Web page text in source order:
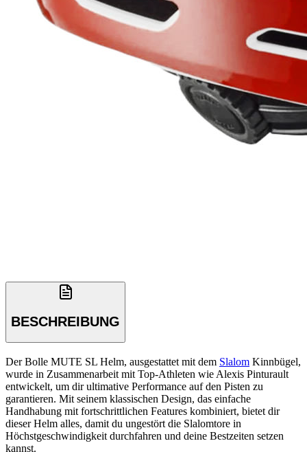
BESCHREIBUNG
Der Bolle MUTE SL Helm, ausgestattet mit dem Slalom Kinnbügel,
wurde in Zusammenarbeit mit Top-Athleten wie Alexis Pinturault
entwickelt, um dir ultimative Performance auf den Pisten zu
garantieren. Mit seinem klassischen Design, das einfache
Handhabung mit fortschrittlichen Features kombiniert, bietet dir
dieser Helm alles, damit du ungestört die Slalomtore in
Höchstgeschwindigkeit durchfahren und deine Bestzeiten setzen
kannst.